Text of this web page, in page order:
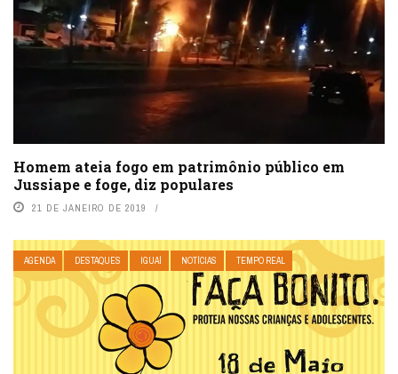
Homem ateia fogo em patrimônio público em
Jussiape e foge, diz populares
21 DE JANEIRO DE 2019
AGENDA DESTAQUES IGUAÍ NOTÍCIAS TEMPO REAL